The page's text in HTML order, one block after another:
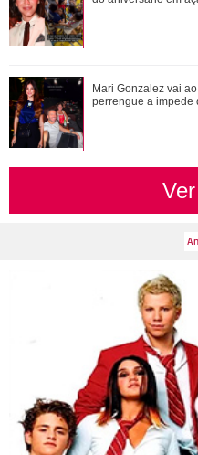
Mari Gonzalez vai
perrengue a impede
Mari Gonzalez vai
perrengue a impede